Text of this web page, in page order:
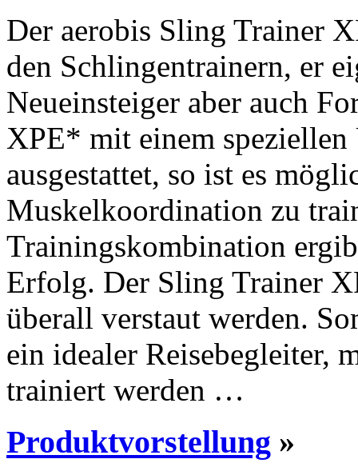
Der aerobis Sling Trainer
den Schlingentrainern, er
Neueinsteiger aber auch
XPE* mit einem
ausgestattet, so ist es
Muskelkoordination zu
Trainingskombination
Erfolg. Der Sling Trainer
überall verstaut werden.
ein idealer Reisebegleiter,
trainiert werden …
Produktvorstellung »